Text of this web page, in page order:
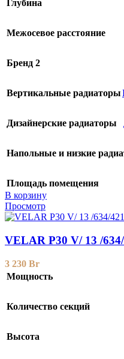
Глубина
Межосевое расстояние
Бренд 2
Вертикальные радиаторы
Дизайнерские радиаторы
Напольные и низкие
Площадь помещения
В корзину
Просмотр
VELAR P30 V/ 13 /
3 230 Br
Мощность
Количество секций
Высота